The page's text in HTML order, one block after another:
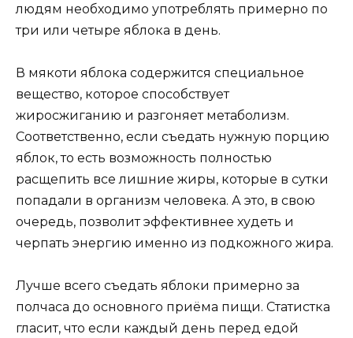
людям необходимо употреблять примерно по
три или четыре яблока в день.
В мякоти яблока содержится специальное
вещество, которое способствует
жиросжиганию и разгоняет метаболизм.
Соответственно, если съедать нужную порцию
яблок, то есть возможность полностью
расщепить все лишние жиры, которые в сутки
попадали в организм человека. А это, в свою
очередь, позволит эффективнее худеть и
черпать энергию именно из подкожного жира.
Лучше всего съедать яблоки примерно за
полчаса до основного приёма пищи. Статистка
гласит, что если каждый день перед едой